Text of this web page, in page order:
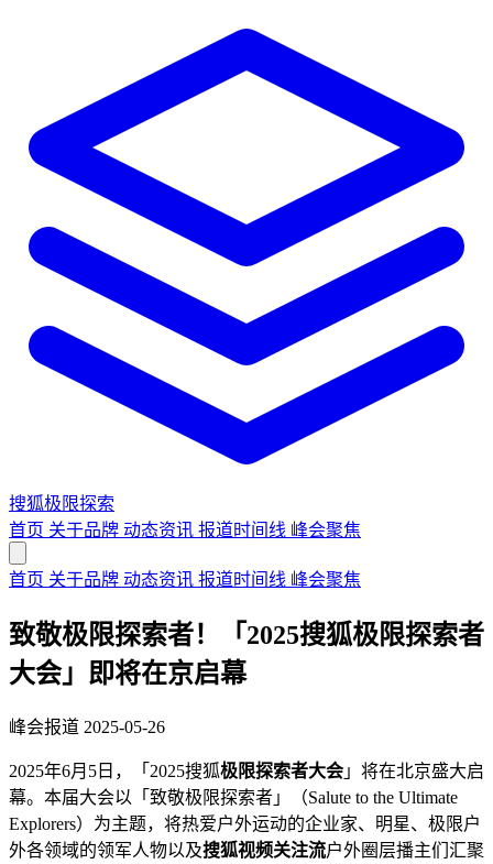
搜狐极限探索
首页 关于品牌 动态资讯 报道时间线 峰会聚焦
首页 关于品牌 动态资讯 报道时间线 峰会聚焦
致敬极限探索者！「2025搜狐极限探索者
大会」即将在京启幕
峰会报道 2025-05-26
2025年6月5日，「2025搜狐极限探索者大会 」将在北京盛大启
幕。本届大会以「致敬极限探索者」（Salute to the Ultimate
Explorers）为主题，将热爱户外运动的企业家、明星、极限户
外各领域的领军人物以及搜狐视频关注流户外圈层播主们汇聚